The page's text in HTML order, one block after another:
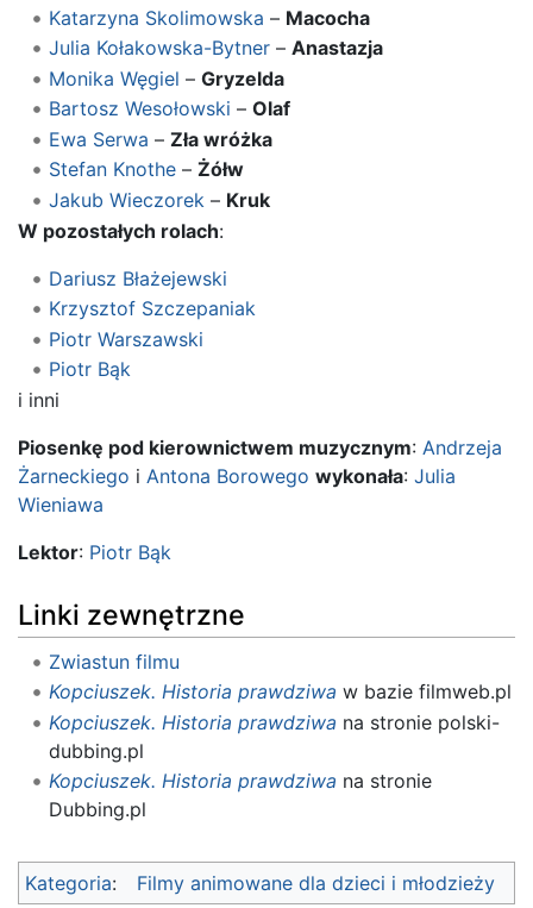
Katarzyna Skolimowska – Macocha
Julia Kołakowska-Bytner– Anastazja
Monika Węgiel – Gryzelda
Bartosz Wesołowski – Olaf
Ewa Serwa – Zła wróżka
Stefan Knothe– Żółw
Jakub Wieczorek– Kruk
W pozostałych rolach:
Dariusz Błażejewski
Krzysztof Szczepaniak
Piotr Warszawski
Piotr Bąk
i inni
Piosenkę pod kierownictwem muzycznym: Andrzeja
Żarneckiego i Antona Borowego wykonała: Julia
Wieniawa
Lektor: Piotr Bąk
Linki zewnętrzne
Zwiastun filmu
Kopciuszek. Historia prawdziwa w bazie filmweb.pl
Kopciuszek. Historia prawdziwa na stronie polski-
dubbing.pl
Kopciuszek. Historia prawdziwa na stronie
Dubbing.pl
Kategoria: Filmy animowane dla dzieci i młodzieży